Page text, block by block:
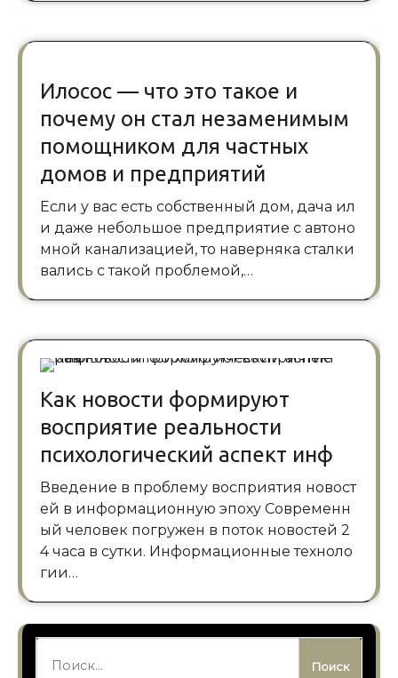
Илосос — что это такое и
почему он стал незаменимым
помощником для частных
домов и предприятий
Если у вас есть собственный дом, дача ил
и даже небольшое предприятие с автоно
мной канализацией, то наверняка сталки
вались с такой проблемой,…
Как новости формируют
восприятие реальности
психологический аспект инф
Введение в проблему восприятия новост
ей в информационную эпоху Современн
ый человек погружен в поток новостей 2
4 часа в сутки. Информационные техноло
гии…